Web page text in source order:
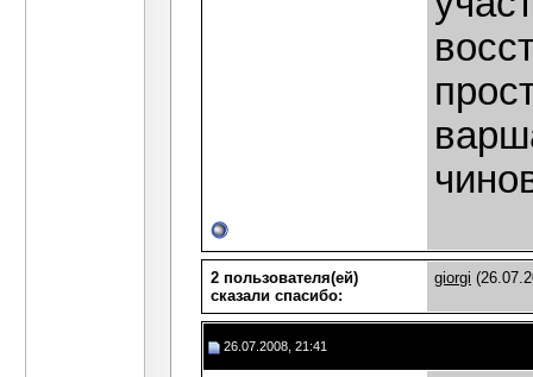
2 пользователя(ей)
сказали cпасибо:
giorgi
26.07.2008, 21:41